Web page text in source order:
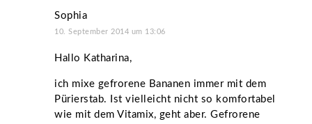
Sophia
10. September 2014 um 13:06
Hallo Katharina,
ich mixe gefrorene Bananen immer mit dem
Pürierstab. Ist vielleicht nicht so komfortabel
wie mit dem Vitamix, geht aber. Gefrorene